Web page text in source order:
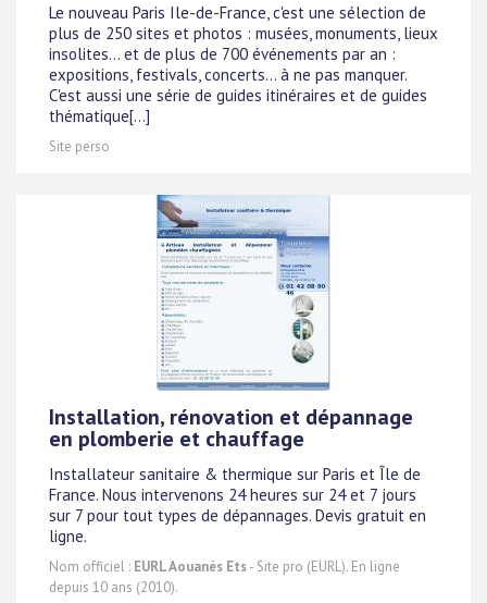
Le nouveau Paris Ile-de-France, c'est une sélection de
plus de 250 sites et photos : musées, monuments, lieux
insolites... et de plus de 700 événements par an :
expositions, festivals, concerts... à ne pas manquer.
C'est aussi une série de guides itinéraires et de guides
thématique[...]
Site perso
Installation, rénovation et dépannage
en plomberie et chauffage
Installateur sanitaire & thermique sur Paris et Île de
France. Nous intervenons 24 heures sur 24 et 7 jours
sur 7 pour tout types de dépannages. Devis gratuit en
ligne.
Nom officiel : EURL Aouanès Ets- Site pro (EURL). En ligne
depuis 10 ans (2010).